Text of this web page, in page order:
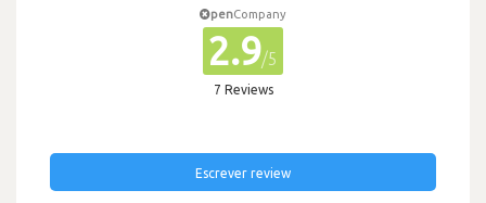
penCompany
2.9/5
7 Reviews
Escrever review